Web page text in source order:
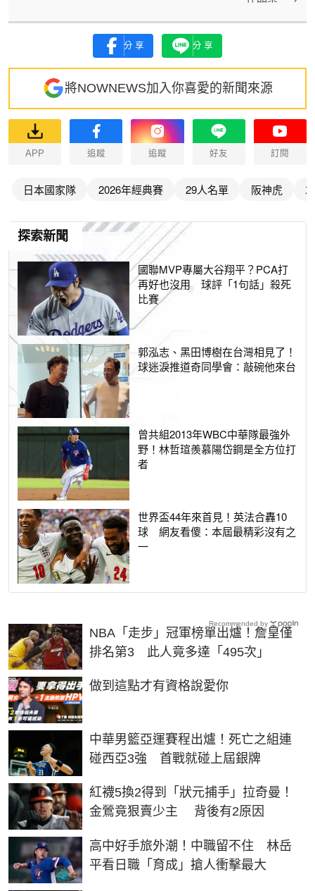
分享 分享
將NOWNEWS加入你喜愛的新聞來源
APP 追蹤 追蹤 好友 訂閱
日本國家隊 2026年經典賽 29人名單 阪神虎
探索新聞
國聯MVP專屬大谷翔平？PCA打
再好也沒用 球評「1句話」殺死
比賽
郭泓志、黑田博樹在台灣相見了！
球迷淚推道奇同學會：敲碗他來台
曾共組2013年WBC中華隊最強外
野！林哲瑄羨慕陽岱鋼是全方位打
者
世界盃44年來首見！英法合轟10
球 網友看傻：本屆最精彩沒有之
一
NBA「走步」冠軍榜單出爐！詹皇僅
排名第3 此人竟多達「495次」
做到這點才有資格說愛你
PR
中華男籃亞運賽程出爐！死亡之組連
碰西亞3強 首戰就碰上屆銀牌
紅襪5換2得到「狀元捕手」拉奇曼！
金鶯竟狠賣少主 背後有2原因
高中好手旅外潮！中職留不住 林岳
平看日職「育成」搶人衝擊最大
Recommended by